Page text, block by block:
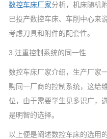
数控车床厂家分析，机床随机
已投产数控车床、车削中心来
考虑刀具和附件的配套性。
3.注重控制系统的同一性
数控车床厂家介绍，生产厂家
购同一厂商的控制系统，这给
位，由于需要学生见多识广，
是明智的选择。
以上便是阐述数控车床的选用